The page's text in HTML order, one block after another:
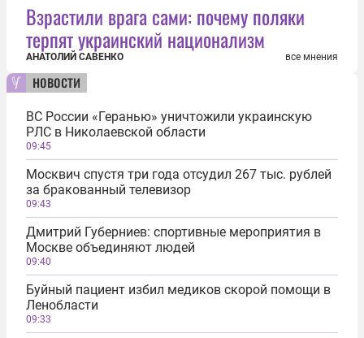
Взрастили врага сами: почему поляки
терпят украинский национализм
АНАТОЛИЙ САВЕНКО все мнения
новости
ВС России «Геранью» уничтожили украинскую
РЛС в Николаевской области
09:45
Москвич спустя три года отсудил 267 тыс. рублей
за бракованный телевизор
09:43
Дмитрий Губерниев: спортивные мероприятия в
Москве объединяют людей
09:40
Буйный пациент избил медиков скорой помощи в
Ленобласти
09:33